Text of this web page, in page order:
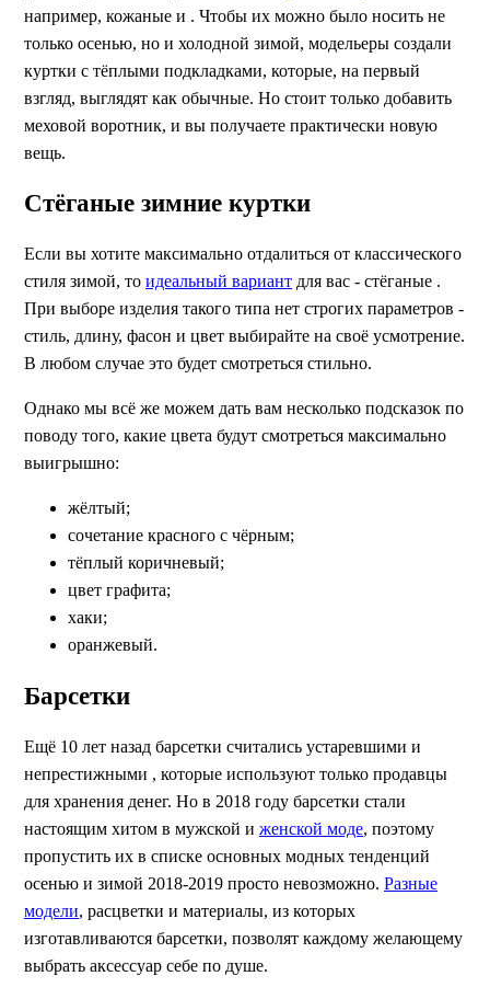
например, кожаные и . Чтобы их можно было носить не
только осенью, но и холодной зимой, модельеры создали
куртки с тёплыми подкладками, которые, на первый
взгляд, выглядят как обычные. Но стоит только добавить
меховой воротник, и вы получаете практически новую
вещь.
Стёганые зимние куртки
Если вы хотите максимально отдалиться от классического
стиля зимой, то идеальный вариант для вас - стёганые .
При выборе изделия такого типа нет строгих параметров -
стиль, длину, фасон и цвет выбирайте на своё усмотрение.
В любом случае это будет смотреться стильно.
Однако мы всё же можем дать вам несколько подсказок по
поводу того, какие цвета будут смотреться максимально
выигрышно:
жёлтый;
сочетание красного с чёрным;
тёплый коричневый;
цвет графита;
хаки;
оранжевый.
Барсетки
Ещё 10 лет назад барсетки считались устаревшими и
непрестижными , которые используют только продавцы
для хранения денег. Но в 2018 году барсетки стали
настоящим хитом в мужской и женской моде, поэтому
пропустить их в списке основных модных тенденций
осенью и зимой 2018-2019 просто невозможно. Разные
модели, расцветки и материалы, из которых
изготавливаются барсетки, позволят каждому желающему
выбрать аксессуар себе по душе.